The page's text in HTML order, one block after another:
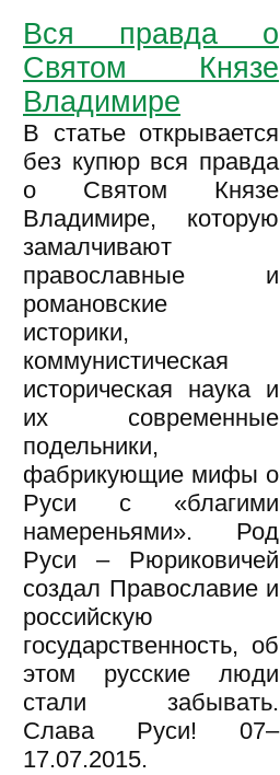
Вся правда о
Святом Князе
Владимире
В статье открывается
без купюр вся правда
о Святом Князе
Владимире, которую
замалчивают
православные и
романовские
историки,
коммунистическая
историческая наука и
их современные
подельники,
фабрикующие мифы о
Руси с «благими
намереньями». Род
Руси – Рюриковичей
создал Православие и
российскую
государственность, об
этом русские люди
стали забывать.
Слава Руси! 07–
17.07.2015.